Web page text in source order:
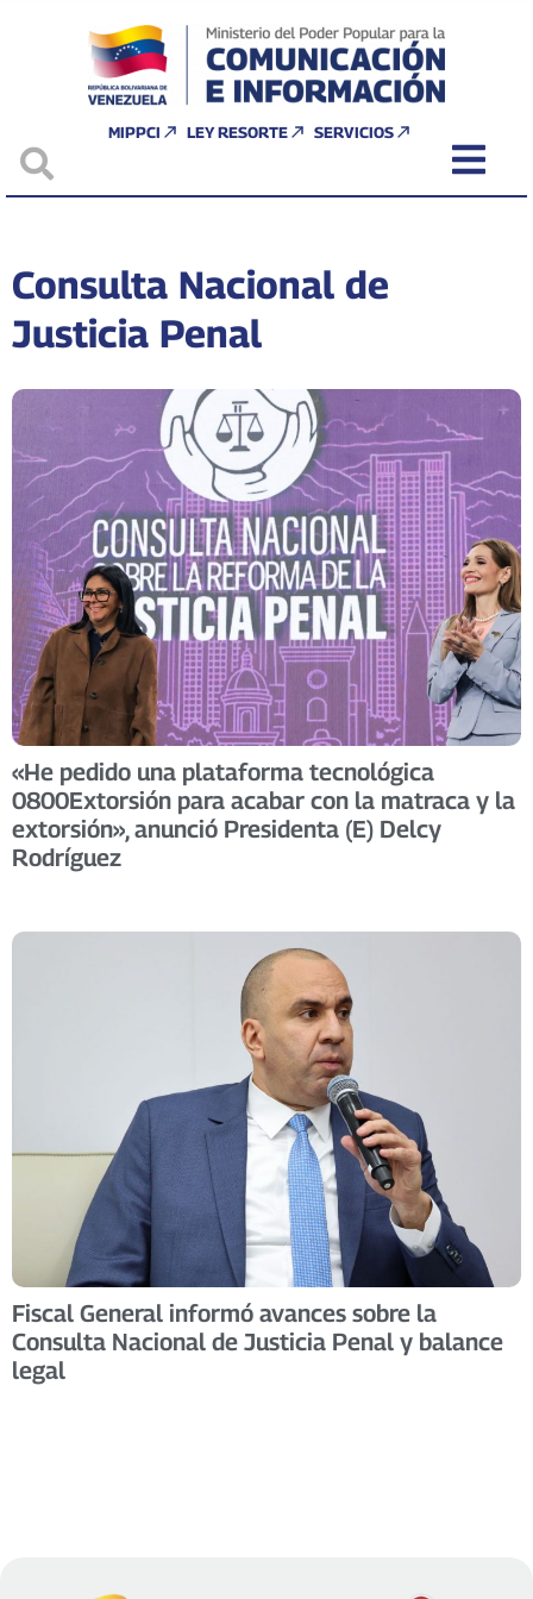
MIPPCI LEY RESORTE SERVICIOS
Consulta Nacional de
Justicia Penal
«He pedido una plataforma tecnológica
0800Extorsión para acabar con la matraca y la
extorsión», anunció Presidenta (E) Delcy
Rodríguez
Fiscal General informó avances sobre la
Consulta Nacional de Justicia Penal y balance
legal